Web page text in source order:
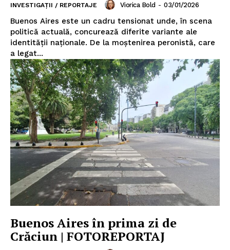
INVESTIGAȚII / REPORTAJE Viorica Bold - 03/01/2026
Buenos Aires este un cadru tensionat unde, în scena
politică actuală, concurează diferite variante ale
identității naționale. De la moștenirea peronistă, care
a legat...
Buenos Aires în prima zi de
Crăciun | FOTOREPORTAJ